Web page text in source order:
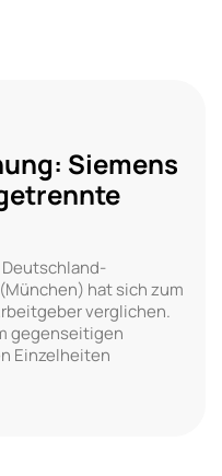
Siemens
hat sich zum
verglichen.
gegenseitigen
Einzelheiten